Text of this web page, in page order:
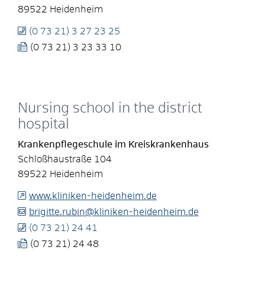
89522 Heidenheim
(0 73 21) 3 27 23 25
(0 73 21) 3 23 33 10
Nursing school in the district
hospital
Krankenpflegeschule im Kreiskrankenhaus
Schloßhaustraße 104
89522 Heidenheim
www.kliniken-heidenheim.de
brigitte.rubin@kliniken-heidenheim.de
(0 73 21) 24 41
(0 73 21) 24 48